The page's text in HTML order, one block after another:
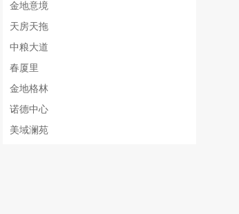
金地意境
天房天拖
中粮大道
春厦里
金地格林
诺德中心
美域澜苑